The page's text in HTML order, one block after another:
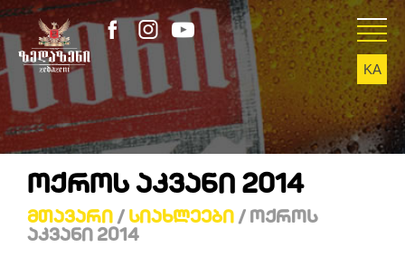
KA
ᲝᲥᲠᲝᲡ ᲐᲙᲕᲐᲜᲘ 2014
Მთავარი / Სიახლეები / Ოქროს
Აკვანი 2014